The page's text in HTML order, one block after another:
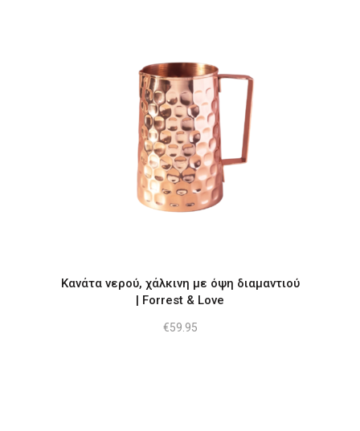
Κανάτα νερού, χάλκινη με όψη διαμαντιού
| Forrest & Love
€59.95